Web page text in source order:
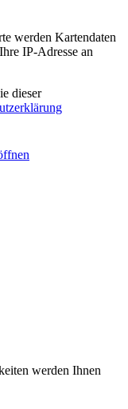
werden Kartendaten
IP-Adresse an
dieser
werden Ihnen